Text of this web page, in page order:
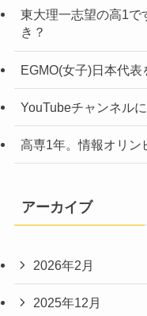
東大理一志望の高1で
き？
EGMO(女子)日本代表
YouTubeチャンネル
高専1年。情報オリン
アーカイブ
2026年2月
2025年12月